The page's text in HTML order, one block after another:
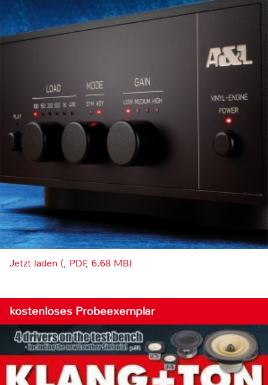
Jetzt laden (, PDF, 6.68 MB)
kostenloses Probeexemplar